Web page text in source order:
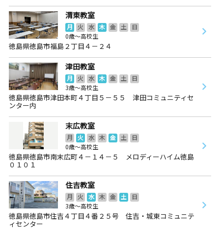
渭東教室
月 火 水 木 金 土
日
0歳～高校生
徳島県徳島市福島２丁目４－２４
津田教室
月 火 水 木 金 土
日
3歳～高校生
徳島県徳島市津田本町４丁目５－５５ 津田コミュニティセ
ンター内
末広教室
月 火 水 木 金 土
日
0歳～高校生
徳島県徳島市南末広町４－１４－５ メロディーハイム徳島
０１０１
住吉教室
月 火 水 木 金 土
日
3歳～高校生
徳島県徳島市住吉４丁目４番２５号 住吉・城東コミュニテ
ィセンター